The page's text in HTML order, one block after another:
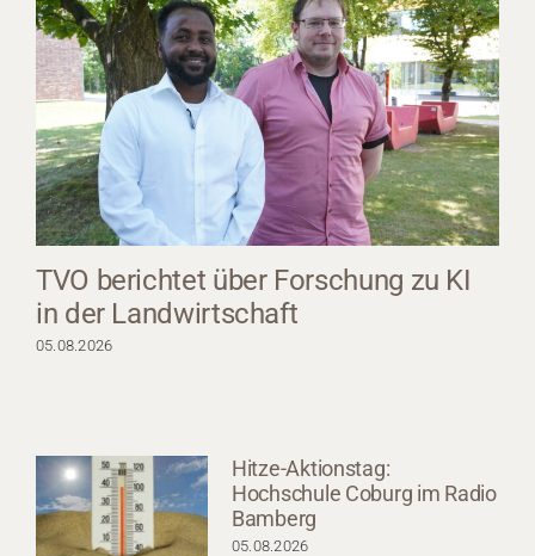
TVO berichtet über Forschung zu KI
in der Landwirtschaft
05.08.2026
Hitze-Aktionstag:
Hochschule Coburg im Radio
Bamberg
05.08.2026